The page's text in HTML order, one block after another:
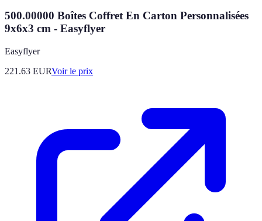
500.00000 Boîtes Coffret En Carton Personnalisées
9x6x3 cm - Easyflyer
Easyflyer
221.63 EURVoir le prix